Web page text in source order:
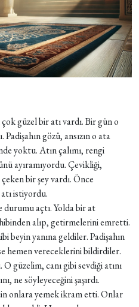
güzel bir atı vardı. Bir gün o
gözü, ansızın o ata
yoktu. Atın çalımı, rengi
ayıramıyordu. Çevikliği,
bir şey vardı. Önce
istiyordu.
durumu açtı. Yolda bir at
alıp, getirmelerini emretti.
beyin yanına geldiler. Padişahın
hemen vereceklerini bildirdiler.
güzelim, canı gibi sevdiği atını
ne söyleyeceğini şaşırdı.
onlara yemek ikram etti. Onlar